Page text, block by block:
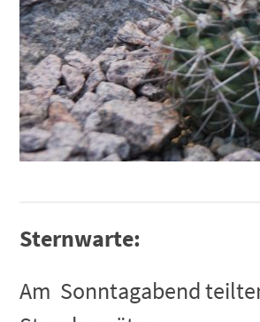
Sternwarte:
Am Sonntagabend